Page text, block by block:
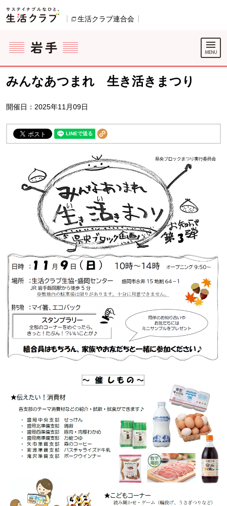
ページの先頭です。
生活クラブ連合会
ここからサイト内共通メニューです。
サイト内共通メニューをスキップする
サイト内共通メニューここまで。
みんなあつまれ 生き活きまつり
開催日：2025年11月09日